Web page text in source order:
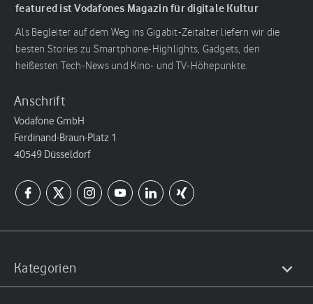
featured ist Vodafones Magazin für digitale Kultur
Als Begleiter auf dem Weg ins Gigabit-Zeitalter liefern wir die
besten Stories zu Smartphone-Highlights, Gadgets, den
heißesten Tech-News und Kino- und TV-Höhepunkte.
Anschrift
Vodafone GmbH
Ferdinand-Braun-Platz 1
40549 Düsseldorf
Kategorien